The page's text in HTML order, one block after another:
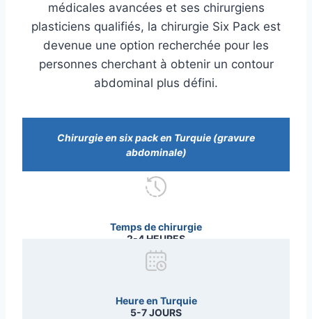
médicales avancées et ses chirurgiens
plasticiens qualifiés, la chirurgie Six Pack est
devenue une option recherchée pour les
personnes cherchant à obtenir un contour
abdominal plus défini.
Chirurgie en six pack en Turquie (gravure
abdominale)
Temps de chirurgie
2-4 HEURES
Heure en Turquie
5-7 JOURS